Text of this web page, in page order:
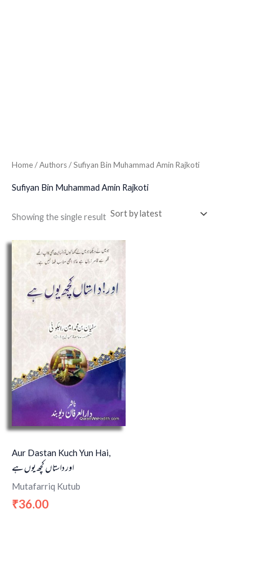
Home/ Authors / Sufiyan Bin Muhammad Amin Rajkoti
Sufiyan Bin Muhammad Amin Rajkoti
Showing the single result
Aur Dastan Kuch Yun Hai,
اور داستاں کچھ یوں ہے
Mutafarriq Kutub
₹36.00